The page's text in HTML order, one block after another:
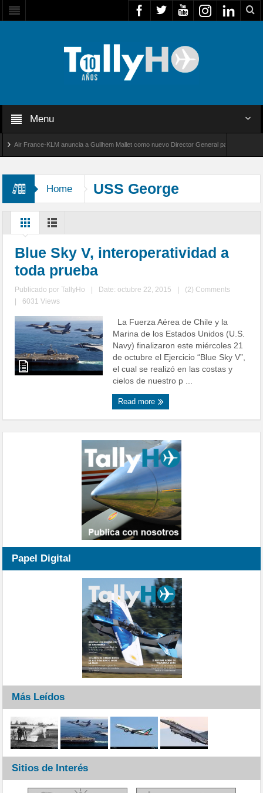
Menu
France-KLM anuncia a Guilhem Mallet como nuevo Director General para América Latina
Home
USS George
Washington
Blue Sky V, interoperatividad a
toda prueba
Publicado porTallyHo Date: octubre 22, 2015
(2) Comments
6031 Views
La Fuerza Aérea de Chile y la
Marina de los Estados Unidos (U.S.
Navy) finalizaron este miércoles 21
de octubre el Ejercicio “Blue Sky V”,
el cual se realizó en las costas y
cielos de nuestro p ...
Read more
Papel Digital
Más Leídos
Sitios de Interés